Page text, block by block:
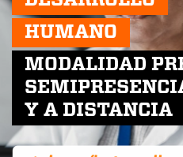
HUMANO
MODALIDAD
Y A DISTANCIA